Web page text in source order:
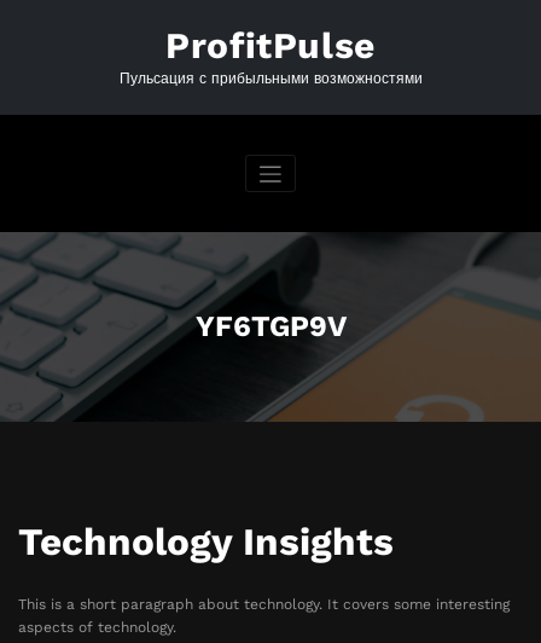
ProfitPulse
Пульсация с прибыльными возможностями
YF6TGP9V
Technology Insights
This is a short paragraph about technology. It covers some interesting
aspects of technology.